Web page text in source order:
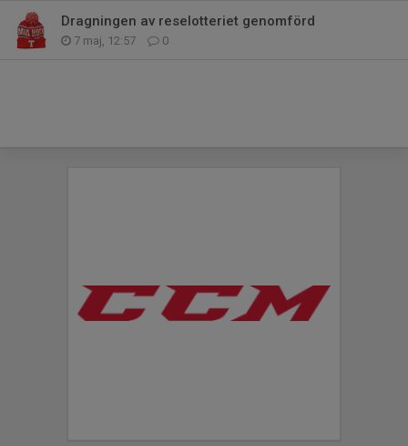
Dragningen av reselotteriet genomförd
7 maj, 12:57 0